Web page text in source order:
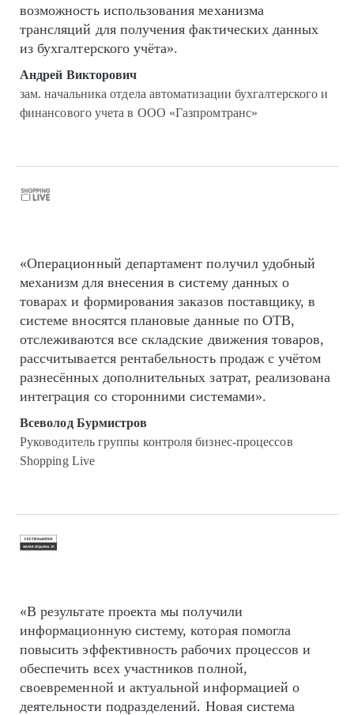
возможность использования механизма
трансляций для получения фактических данных
из бухгалтерского учёта».
Андрей Викторович
зам. начальника отдела автоматизации бухгалтерского и
финансового учета в ООО «Газпромтранс»
«Операционный департамент получил удобный
механизм для внесения в систему данных о
товарах и формирования заказов поставщику, в
системе вносятся плановые данные по ОТВ,
отслеживаются все складские движения товаров,
рассчитывается рентабельность продаж с учётом
разнесённых дополнительных затрат, реализована
интеграция со сторонними системами».
Всеволод Бурмистров
Руководитель группы контроля бизнес-процессов
Shopping Live
«В результате проекта мы получили
информационную систему, которая помогла
повысить эффективность рабочих процессов и
обеспечить всех участников полной,
своевременной и актуальной информацией о
деятельности подразделений. Новая система